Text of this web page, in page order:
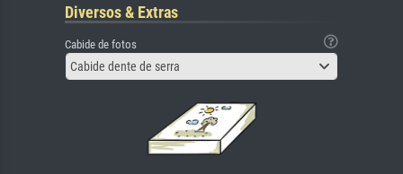
Diversos & Extras
Cabide de fotos
Cabide dente de serra